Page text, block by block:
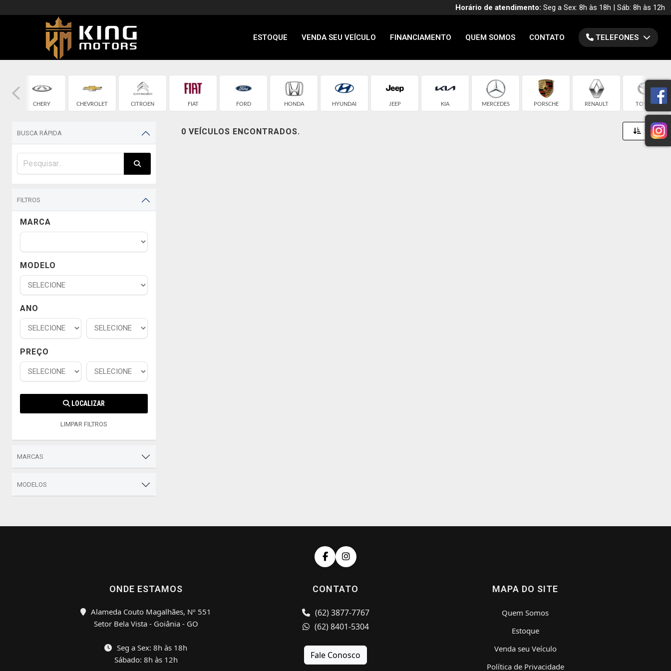
Horário de atendimento: Seg a Sex: 8h às 18h | Sáb: 8h às 12h
ESTOQUE VENDA SEU VEÍCULO FINANCIAMENTO QUEM SOMOS CONTATO TELEFONES
CHERY CHEVROLET CITROEN FIAT FORD HONDA HYUNDAI JEEP KIA MERCEDES PORSCHE RENAULT TOYOTA
BUSCA RÁPIDA
FILTROS
MARCA
MODELO
ANO
PREÇO
LOCALIZAR
LIMPAR FILTROS
MARCAS
MODELOS
0 VEÍCULOS ENCONTRADOS. Toggle
ONDE ESTAMOS
Alameda Couto Magalhães, Nº 551
Setor Bela Vista - Goiânia - GO
Seg a Sex: 8h às 18h
Sábado: 8h às 12h
CONTATO
(62) 3877-7767
(62) 8401-5304
Fale Conosco
MAPA DO SITE
Quem Somos
Estoque
Venda seu Veículo
Política de Privacidade